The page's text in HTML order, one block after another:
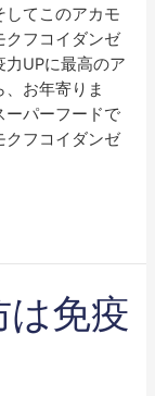
してこのアカモ
クフコイダンゼ
力UPに最高のア
お年寄りま
ーパーフードで
クフコイダンゼ
免疫